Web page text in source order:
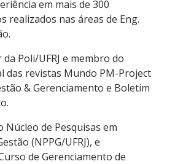
em mais de 300
realizados nas áreas de Eng.
Poli/UFRJ e membro do
das revistas Mundo PM-Project
& Gerenciamento e Boletim
Núcleo de Pesquisas em
(NPPG/UFRJ), e
de Gerenciamento de